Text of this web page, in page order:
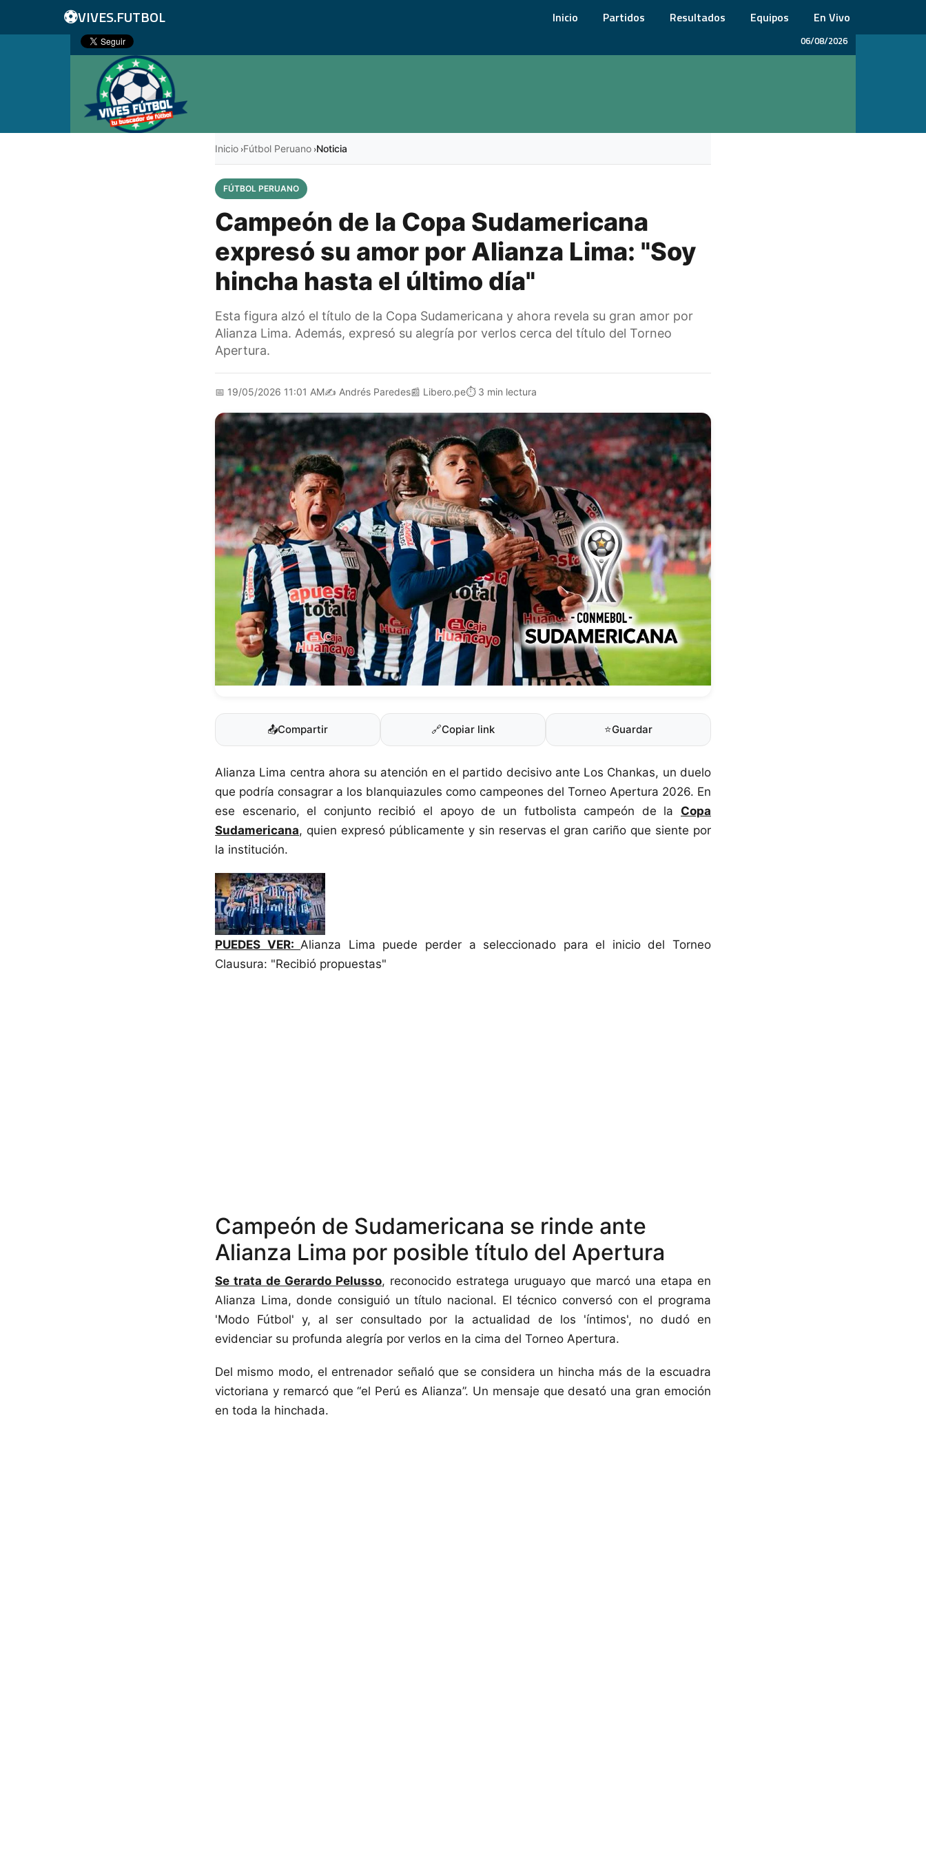
⚽VIVES.FUTBOL Inicio Partidos Resultados Equipos En Vivo
06/08/2026
Inicio ›Fútbol Peruano ›Noticia
FÚTBOL PERUANO
Campeón de la Copa Sudamericana
expresó su amor por Alianza Lima: "Soy
hincha hasta el último día"
Esta figura alzó el título de la Copa Sudamericana y ahora revela su gran amor por
Alianza Lima. Además, expresó su alegría por verlos cerca del título del Torneo
Apertura.
📅 19/05/2026 11:01 AM✍️ Andrés Paredes📰 Libero.pe⏱️ 3 min lectura
📤Compartir 🔗Copiar link ⭐Guardar
Alianza Lima centra ahora su atención en el partido decisivo ante Los Chankas, un duelo
que podría consagrar a los blanquiazules como campeones del Torneo Apertura 2026. En
ese escenario, el conjunto recibió el apoyo de un futbolista campeón de la Copa
Sudamericana, quien expresó públicamente y sin reservas el gran cariño que siente por
la institución.
PUEDES VER: Alianza Lima puede perder a seleccionado para el inicio del Torneo
Clausura: "Recibió propuestas"
Campeón de Sudamericana se rinde ante
Alianza Lima por posible título del Apertura
Se trata de Gerardo Pelusso, reconocido estratega uruguayo que marcó una etapa en
Alianza Lima, donde consiguió un título nacional. El técnico conversó con el programa
'Modo Fútbol' y, al ser consultado por la actualidad de los 'íntimos', no dudó en
evidenciar su profunda alegría por verlos en la cima del Torneo Apertura.
Del mismo modo, el entrenador señaló que se considera un hincha más de la escuadra
victoriana y remarcó que “el Perú es Alianza”. Un mensaje que desató una gran emoción
en toda la hinchada.